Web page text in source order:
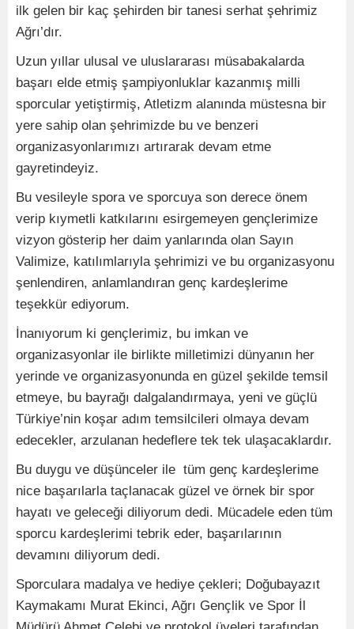
ilk gelen bir kaç şehirden bir tanesi serhat şehrimiz
Ağrı’dır.
Uzun yıllar ulusal ve uluslararası müsabakalarda
başarı elde etmiş şampiyonluklar kazanmış milli
sporcular yetiştirmiş, Atletizm alanında müstesna bir
yere sahip olan şehrimizde bu ve benzeri
organizasyonlarımızı artırarak devam etme
gayretindeyiz.
Bu vesileyle spora ve sporcuya son derece önem
verip kıymetli katkılarını esirgemeyen gençlerimize
vizyon gösterip her daim yanlarında olan Sayın
Valimize, katılımlarıyla şehrimizi ve bu organizasyonu
şenlendiren, anlamlandıran genç kardeşlerime
teşekkür ediyorum.
İnanıyorum ki gençlerimiz, bu imkan ve
organizasyonlar ile birlikte milletimizi dünyanın her
yerinde ve organizasyonunda en güzel şekilde temsil
etmeye, bu bayrağı dalgalandırmaya, yeni ve güçlü
Türkiye’nin koşar adım temsilcileri olmaya devam
edecekler, arzulanan hedeflere tek tek ulaşacaklardır.
Bu duygu ve düşünceler ile tüm genç kardeşlerime
nice başarılarla taçlanacak güzel ve örnek bir spor
hayatı ve geleceği diliyorum dedi. Mücadele eden tüm
sporcu kardeşlerimi tebrik eder, başarılarının
devamını diliyorum dedi.
Sporculara madalya ve hediye çekleri; Doğubayazıt
Kaymakamı Murat Ekinci, Ağrı Gençlik ve Spor İl